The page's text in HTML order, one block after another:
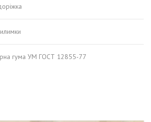
гума УМ ГОСТ 12855-77